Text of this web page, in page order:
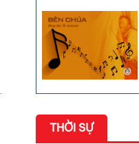
THỜI SỰ